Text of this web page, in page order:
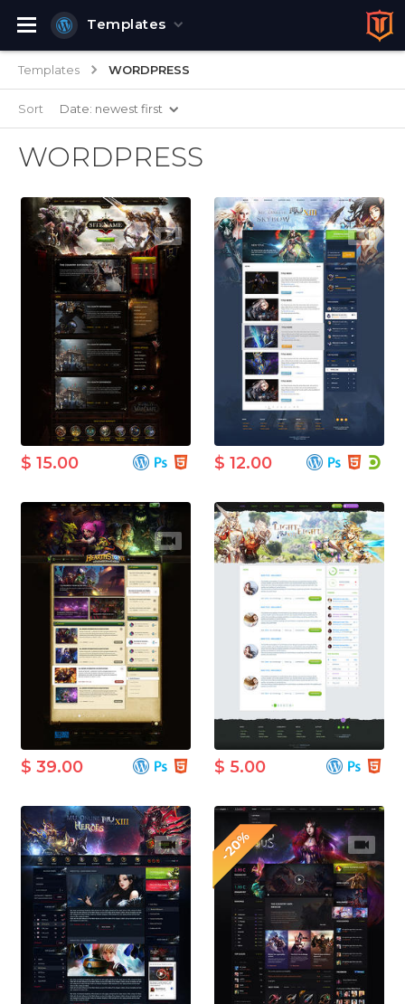
Templates
Templates WORDPRESS
Sort Date: newest first
WORDPRESS
$ 15.00 $ 12.00
$ 39.00 $ 5.00
-20%